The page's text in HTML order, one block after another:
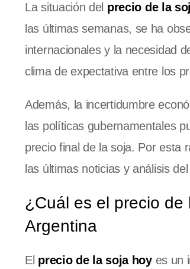
La situación del precio de la
las últimas semanas, se ha
internacionales y la necesidad
clima de expectativa entre los
Además, la incertidumbre
las políticas gubernamentales
precio final de la soja. Por esta
las últimas noticias y análisis
¿Cuál es el precio de
Argentina
El precio de la soja hoyes un